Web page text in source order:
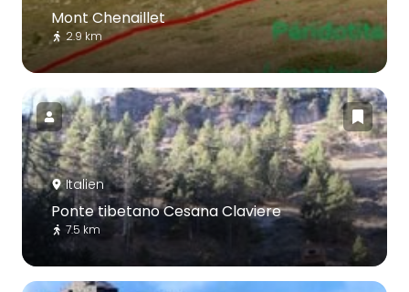
Mont Chenaillet
2.9 km
Italien
Ponte tibetano Cesana Claviere
7.5 km